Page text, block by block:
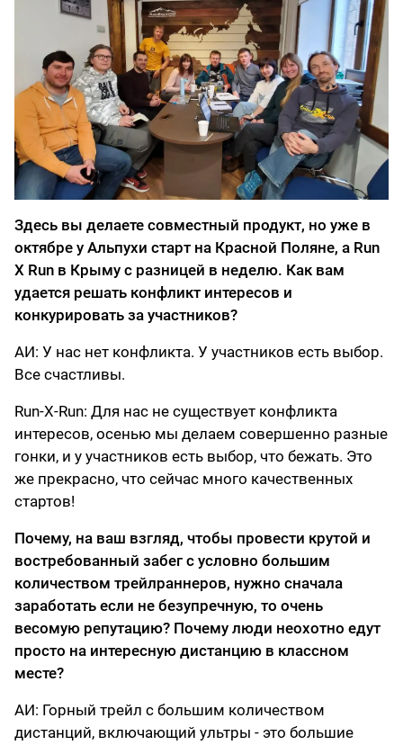
Здесь вы делаете совместный продукт, но уже в
октябре у Альпухи старт на Красной Поляне, а Run
X Run в Крыму с разницей в неделю. Как вам
удается решать конфликт интересов и
конкурировать за участников?
АИ: У нас нет конфликта. У участников есть выбор.
Все счастливы.
Run-X-Run: Для нас не существует конфликта
интересов, осенью мы делаем совершенно разные
гонки, и у участников есть выбор, что бежать. Это
же прекрасно, что сейчас много качественных
стартов!
Почему, на ваш взгляд, чтобы провести крутой и
востребованный забег с условно большим
количеством трейлраннеров, нужно сначала
заработать если не безупречную, то очень
весомую репутацию? Почему люди неохотно едут
просто на интересную дистанцию в классном
месте?
АИ: Горный трейл с большим количеством
дистанций, включающий ультры - это большие